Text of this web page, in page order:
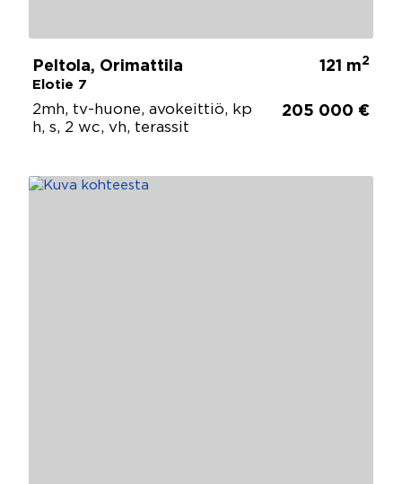
Peltola, Orimattila
Elotie 7
121 m2
2mh, tv-huone, avokeittiö, kp
h, s, 2 wc, vh, terassit
205 000 €